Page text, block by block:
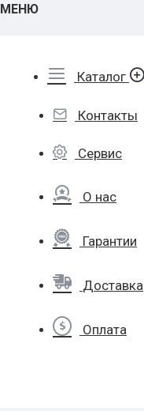
МЕНЮ
Каталог
Контакты
Сервис
О нас
Гарантии
Доставка
Оплата